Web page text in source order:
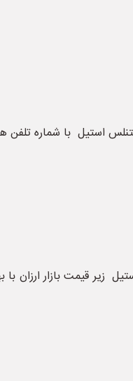
استیل با شماره
زیر قیمت بازار